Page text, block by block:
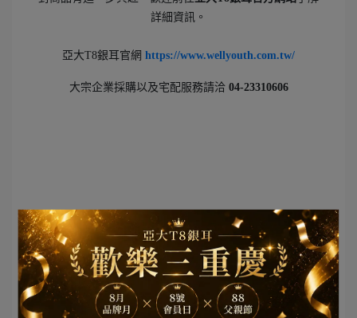
詳細資訊。
亞大T8銀耳官網 https://www.wellyouth.com.tw/
大宗企業採購以及宅配服務請洽 04-23310606